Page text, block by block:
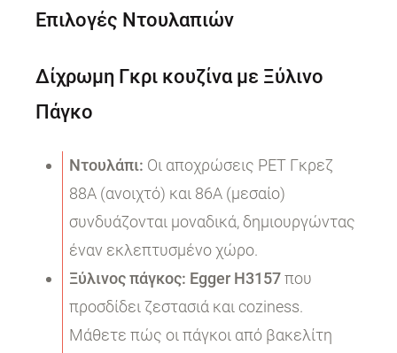
Επιλογές Ντουλαπιών
Δίχρωμη Γκρι κουζίνα με Ξύλινο
Πάγκο
Ντουλάπι: Οι αποχρώσεις PET Γκρεζ
88A (ανοιχτό) και 86A (μεσαίο)
συνδυάζονται μοναδικά, δημιουργώντας
έναν εκλεπτυσμένο χώρο.
Ξύλινος πάγκος: Egger H3157που
προσδίδει ζεστασιά και coziness.
Μάθετε πώς οι πάγκοι από βακελίτη